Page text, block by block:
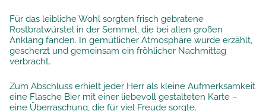
Für das leibliche Wohl sorgten frisch gebratene
Rostbratwürstel in der Semmel, die bei allen großen
Anklang fanden. In gemütlicher Atmosphäre wurde erzählt,
gescherzt und gemeinsam ein fröhlicher Nachmittag
verbracht.
Zum Abschluss erhielt jeder Herr als kleine Aufmerksamkeit
eine Flasche Bier mit einer liebevoll gestalteten Karte –
eine Überraschung, die für viel Freude sorgte.